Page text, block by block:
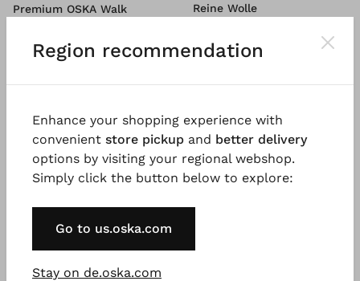
Premium OSKA Walk
2 Tage
Reine Wolle
2 Tage
Region recommendation
Enhance your shopping experience with
convenient store pickup and better delivery
options by visiting your regional webshop.
Simply click the button below to explore:
Go to us.oska.com
Stay on de.oska.com